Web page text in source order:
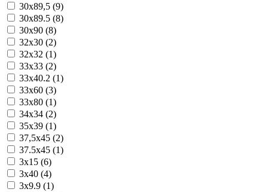
30x89,5 (9)
30x89.5 (8)
30x90 (8)
32x30 (2)
32x32 (1)
33x33 (2)
33x40.2 (1)
33x60 (3)
33x80 (1)
34x34 (2)
35x39 (1)
37,5x45 (2)
37.5x45 (1)
3x15 (6)
3x40 (4)
3x9.9 (1)